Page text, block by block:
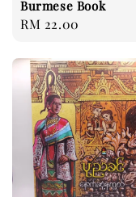
Burmese Book
Regular
RM 22.00